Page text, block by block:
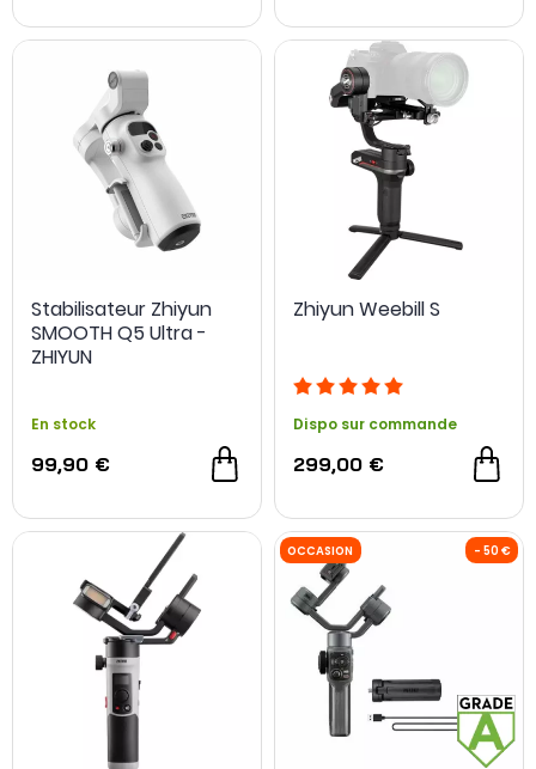
OCCASION - 80 € OCCASION
Stabilisateur Zhiyun
SMOOTH Q5 Ultra -
ZHIYUN
En stock
99,90 €
Zhiyun Weebill S
Dispo sur commande
299,00 €